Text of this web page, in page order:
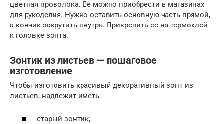
цветная проволока. Ее можно приобрести в магазинах
для рукоделия. Нужно оставить основную часть прямой,
а кончик закрутить внутрь. Прикрепить ее на термоклей
к головке зонта.
Зонтик из листьев — пошаговое
изготовление
Чтобы изготовить красивый декоративный зонт из
листьев, надлежит иметь:
старый зонтик;